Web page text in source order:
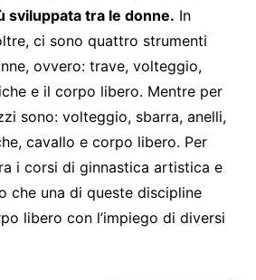
sviluppata tra le donne. In
ci sono quattro strumenti
ovvero: trave, volteggio,
e il corpo libero. Mentre per
sono: volteggio, sbarra, anelli,
cavallo e corpo libero. Per
i corsi di ginnastica artistica e
che una di queste discipline
libero con l’impiego di diversi